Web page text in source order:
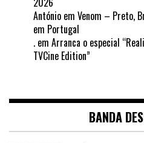
António em Venom – Preto,
em Portugal
. em Arranca o especial
TVCine Edition”
BANDA